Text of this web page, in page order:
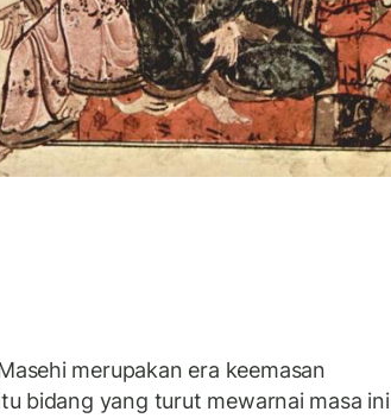
merupakan era keemasan
bidang yang turut mewarnai masa ini